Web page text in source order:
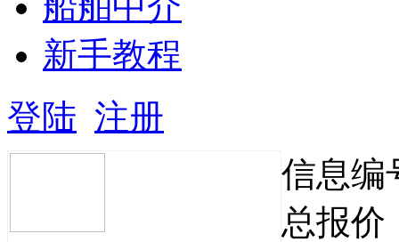
新手教程
登陆 注册
信息编
总报价